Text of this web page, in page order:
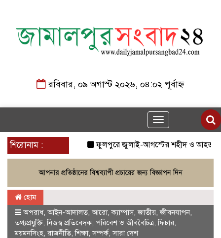
রবিবার, ০৯ অগাস্ট ২০২৬, ০৪:০২ পূর্বাহ্ন
Toggle
navigation
শিরোনাম :
ফুলপুরে জুলাই-আগস্টের শহীদ ও আহত
হোম
অপরাধ, আইন-আদালত, আরো,ক্যাম্পাস,জাতীয়,জীবনযাপন,
তথ্যপ্রযুক্তি,নিজস্ব প্রতিবেদক, পরিবেশ ও জীববৈচিত্র,ফিচার,
ময়মনসিংহ, রাজনীতি,শিক্ষা,সম্পর্ক,সারা দেশ